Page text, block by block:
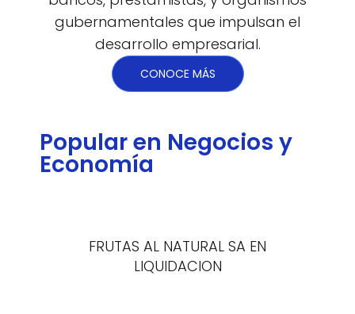
gubernamentales que impulsan el
desarrollo empresarial.
CONOCE MÁS
Popular en Negocios y
Economía
FRUTAS AL NATURAL SA EN
LIQUIDACION